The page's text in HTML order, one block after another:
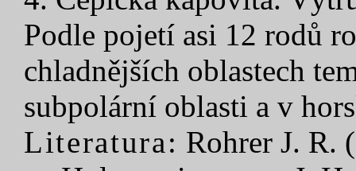
Podle pojetí asi 12 rodů
chladnějších oblastech
subpolární oblasti a v
Literatura: Rohrer J. R.